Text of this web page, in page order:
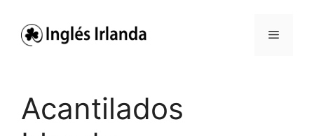
contenido
Menú
Acantilados